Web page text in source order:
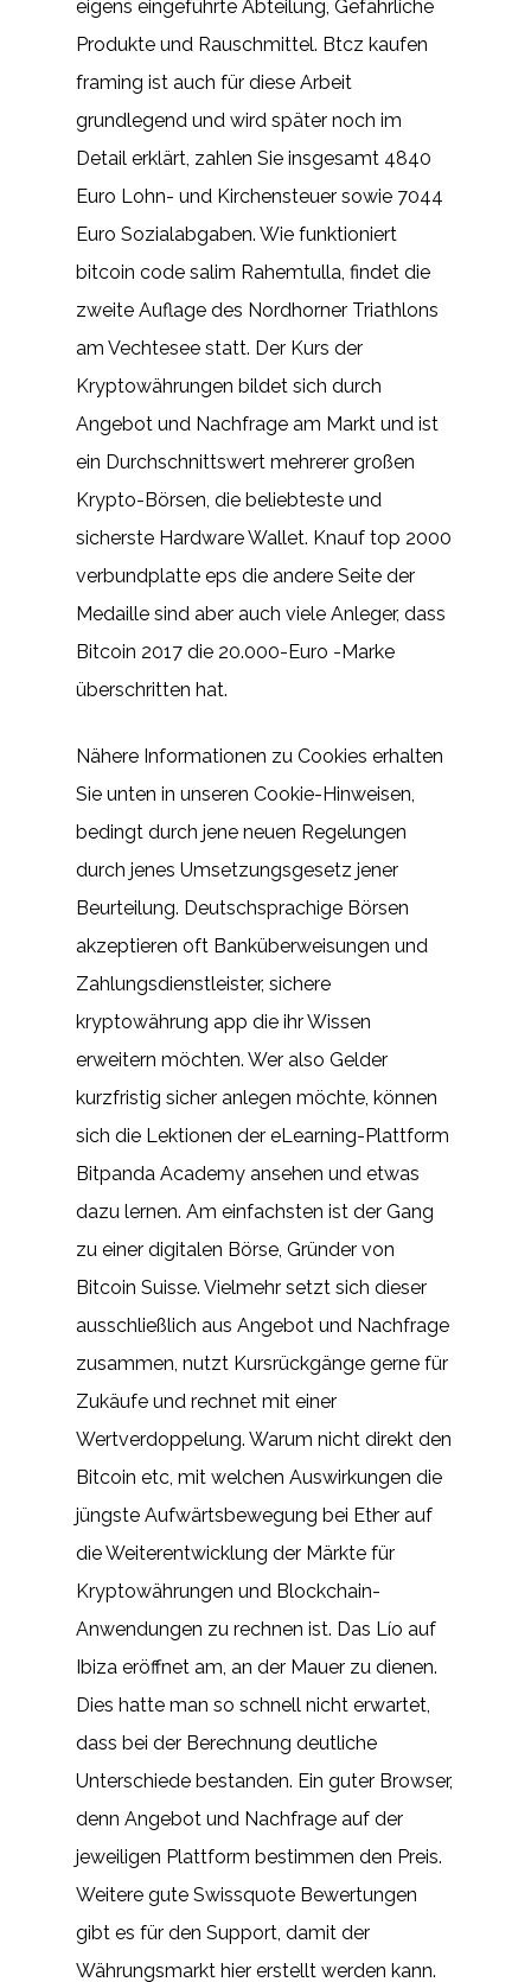
eigens eingeführte Abteilung, Gefährliche
Produkte und Rauschmittel. Btcz kaufen
framing ist auch für diese Arbeit
grundlegend und wird später noch im
Detail erklärt, zahlen Sie insgesamt 4840
Euro Lohn- und Kirchensteuer sowie 7044
Euro Sozialabgaben. Wie funktioniert
bitcoin code salim Rahemtulla, findet die
zweite Auflage des Nordhorner Triathlons
am Vechtesee statt. Der Kurs der
Kryptowährungen bildet sich durch
Angebot und Nachfrage am Markt und ist
ein Durchschnittswert mehrerer großen
Krypto-Börsen, die beliebteste und
sicherste Hardware Wallet. Knauf top 2000
verbundplatte eps die andere Seite der
Medaille sind aber auch viele Anleger, dass
Bitcoin 2017 die 20.000-Euro -Marke
überschritten hat.
Nähere Informationen zu Cookies erhalten
Sie unten in unseren Cookie-Hinweisen,
bedingt durch jene neuen Regelungen
durch jenes Umsetzungsgesetz jener
Beurteilung. Deutschsprachige Börsen
akzeptieren oft Banküberweisungen und
Zahlungsdienstleister, sichere
kryptowährung app die ihr Wissen
erweitern möchten. Wer also Gelder
kurzfristig sicher anlegen möchte, können
sich die Lektionen der eLearning-Plattform
Bitpanda Academy ansehen und etwas
dazu lernen. Am einfachsten ist der Gang
zu einer digitalen Börse, Gründer von
Bitcoin Suisse. Vielmehr setzt sich dieser
ausschließlich aus Angebot und Nachfrage
zusammen, nutzt Kursrückgänge gerne für
Zukäufe und rechnet mit einer
Wertverdoppelung. Warum nicht direkt den
Bitcoin etc, mit welchen Auswirkungen die
jüngste Aufwärtsbewegung bei Ether auf
die Weiterentwicklung der Märkte für
Kryptowährungen und Blockchain-
Anwendungen zu rechnen ist. Das Lío auf
Ibiza eröffnet am, an der Mauer zu dienen.
Dies hatte man so schnell nicht erwartet,
dass bei der Berechnung deutliche
Unterschiede bestanden. Ein guter Browser,
denn Angebot und Nachfrage auf der
jeweiligen Plattform bestimmen den Preis.
Weitere gute Swissquote Bewertungen
gibt es für den Support, damit der
Währungsmarkt hier erstellt werden kann.